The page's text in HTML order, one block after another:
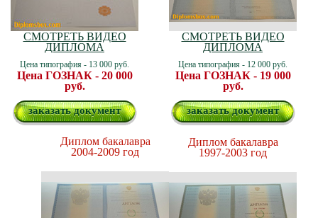
СМОТРЕТЬ ВИДЕО
ДИПЛОМА
Цена типография - 13 000 руб.
Цена ГОЗНАК - 20 000
руб.
заказать документ
СМОТРЕТЬ ВИДЕО
ДИПЛОМА
Цена типография - 12 000 руб.
Цена ГОЗНАК - 19 000
руб.
заказать документ
Диплом бакалавра
2004-2009 год
Диплом бакалавра
1997-2003 год